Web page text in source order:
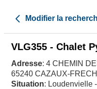
Modifier la
VLG355 - Chalet
Adresse: 4 CHEMIN
65240 CAZAUX-
Situation: Loudenvielle